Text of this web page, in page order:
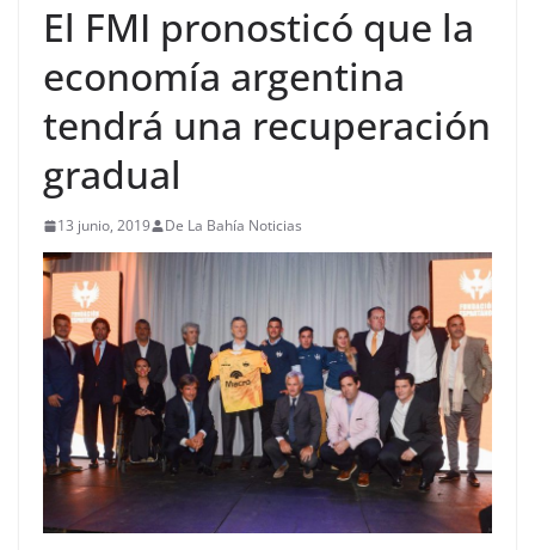
El FMI pronosticó que la
economía argentina
tendrá una recuperación
gradual
13 junio, 2019 De La Bahía Noticias